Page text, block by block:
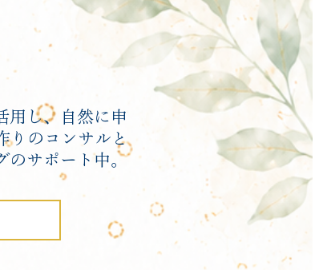
用し、自然に申
りのコンサルと
のサポート中。